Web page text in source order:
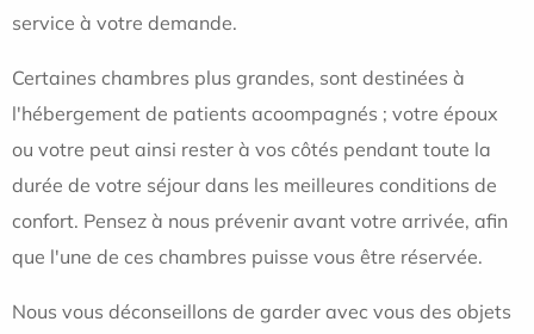
service à votre demande.
Certaines chambres plus grandes, sont destinées à
l'hébergement de patients acoompagnés ; votre époux
ou votre peut ainsi rester à vos côtés pendant toute la
durée de votre séjour dans les meilleures conditions de
confort. Pensez à nous prévenir avant votre arrivée, afin
que l'une de ces chambres puisse vous être réservée.
Nous vous déconseillons de garder avec vous des objets